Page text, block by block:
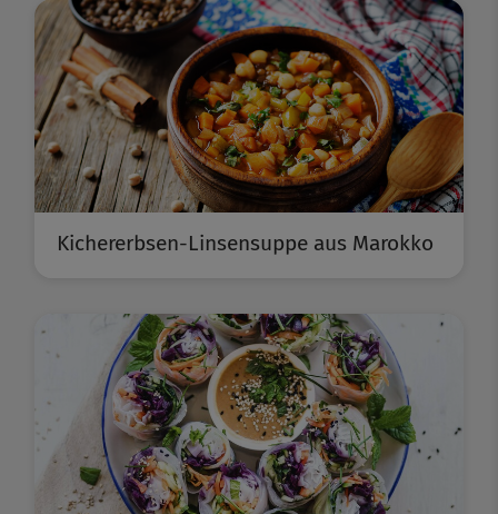
Kichererbsen-Linsensuppe aus Marokko